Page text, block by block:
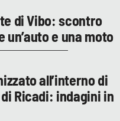
di Vibo: scontro
un’auto e una moto
all’interno di
Ricadi: indagini in